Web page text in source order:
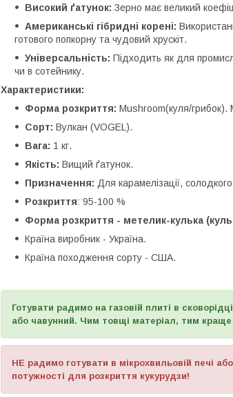
Високий ґатунок: Зерно має великий
Американські гібридні корені:
готового попкорну та чудовий хрускіт.
Універсальність: Підходить як для
чи в сотейнику.
Характеристики:
Форма розкриття: Mushroom(куля/грибок).
Сорт: Вулкан (VOGEL).
Вага: 1 кг.
Якість: Вищий ґатунок.
Призначення: Для карамелізації,
Розкриття: 95-100 %
Форма розкриття - метелик-кулька
Країна виробник - Україна.
Країна походження сорту - США.
Готувати радимо на газовій плиті в
або чавунний. Чим товщі матеріал, тим краще
НЕ радимо готувати в мікрохвильовій печі
потужності для розкриття кукурудзи!